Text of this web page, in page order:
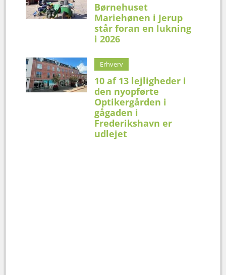
Børnehuset
Mariehønen i Jerup
står foran en lukning
i 2026
Erhverv
10 af 13 lejligheder i
den nyopførte
Optikergården i
gågaden i
Frederikshavn er
udlejet